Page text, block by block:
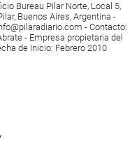
Bureau Pilar Norte, Local 5,
Buenos Aires, Argentina -
- Contacto:
- Empresa propietaria del
de Inicio: Febrero 2010